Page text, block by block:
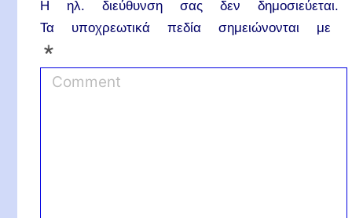
Η ηλ. διεύθυνση σας δεν δημοσιεύεται.
Τα υποχρεωτικά πεδία σημειώνονται με
*